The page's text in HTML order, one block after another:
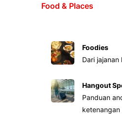
Food & Places
Foodies
Dari
Hangout
Panduan
ketenangan